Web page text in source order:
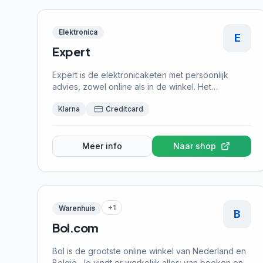
Elektronica
Expert
E
Expert is de elektronicaketen met persoonlijk
advies, zowel online als in de winkel. Het
witgoed en kleine huishoudelijke apparaten.
logisch bij elektronica — je controleert eerst of
alles werkt. De kracht van Expert zit in de lokale
winkels waar je terecht kunt voor advies en
service.
Klarna Creditcard
Meer info Naar shop
Warenhuis +1
Bol.com
B
Bol is de grootste online winkel van Nederland en